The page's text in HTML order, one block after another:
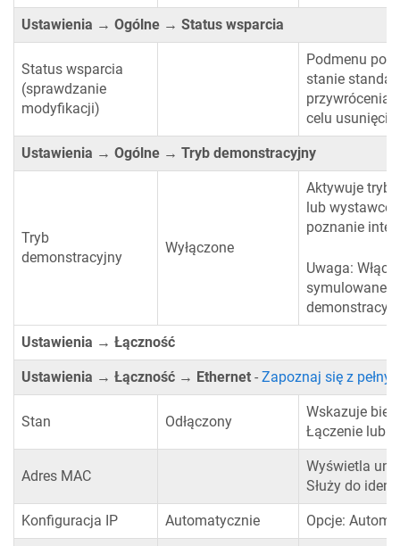
Ustawienia → Ogólne → Status wsparcia
Status wsparcia
(sprawdzanie
modyfikacji)
Podmenu
stanie
przywrócenia
celu
Ustawienia → Ogólne → Tryb demonstracyjny
Tryb
demonstracyjny
Wyłączone
Aktywuje tryb
lub
poznanie
Uwaga:
symulowane
Ustawienia → Łączność
Ustawienia → Łączność → Ethernet - Zapoznaj się z
Stan Odłączony
Wskazuje
Łączenie lub
Adres MAC
Wyświetla
Służy do
Konfiguracja IP Automatycznie Opcje: